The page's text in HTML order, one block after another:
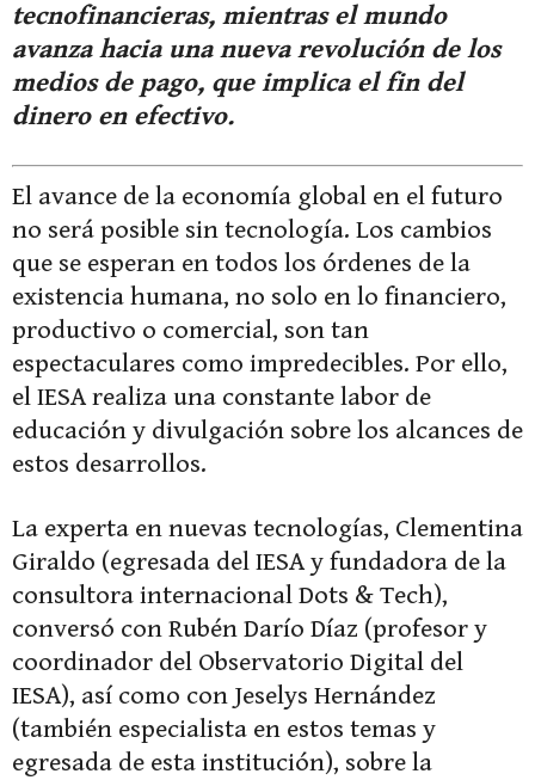
tecnofinancieras, mientras el mundo
avanza hacia una nueva revolución de los
medios de pago, que implica el fin del
dinero en efectivo.
El avance de la economía global en el futuro
no será posible sin tecnología. Los cambios
que se esperan en todos los órdenes de la
existencia humana, no solo en lo financiero,
productivo o comercial, son tan
espectaculares como impredecibles. Por ello,
el IESA realiza una constante labor de
educación y divulgación sobre los alcances de
estos desarrollos.
La experta en nuevas tecnologías, Clementina
Giraldo (egresada del IESA y fundadora de la
consultora internacional Dots & Tech),
conversó con Rubén Darío Díaz (profesor y
coordinador del Observatorio Digital del
IESA), así como con Jeselys Hernández
(también especialista en estos temas y
egresada de esta institución), sobre la